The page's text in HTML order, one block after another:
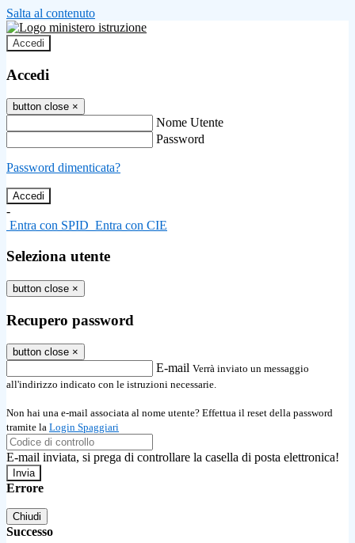
Salta al contenuto
Accedi
Accedi
button close ×
Nome Utente
Password
Password dimenticata?
-
Entra con SPID Entra con CIE
Seleziona utente
button close ×
Recupero password
button close ×
E-mail Verrà inviato un messaggio
all'indirizzo indicato con le istruzioni necessarie.
Non hai una e-mail associata al nome utente? Effettua il reset della password
tramite la Login Spaggiari
E-mail inviata, si prega di controllare la casella di posta elettronica!
Errore
Chiudi
Successo